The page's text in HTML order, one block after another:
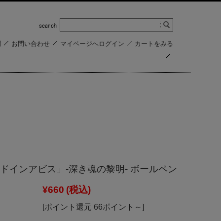
お問い合わせ マイページへログイン カートをみる
インアビス」-深き魂の黎明- ボールペン
¥660 (税込)
[ポイント還元 66ポイント～]